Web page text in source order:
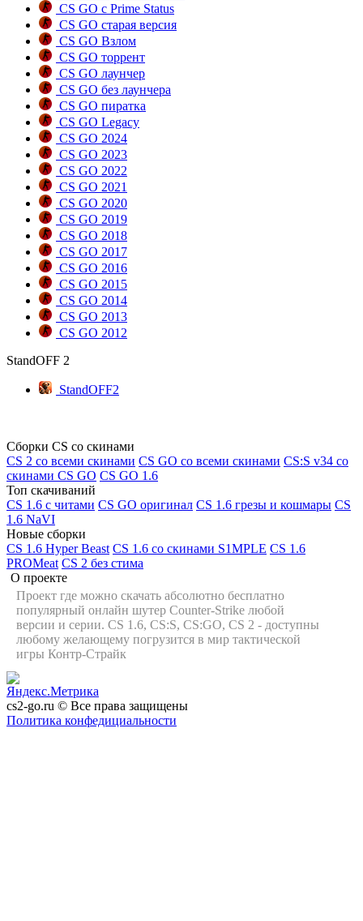
CS GO с Prime Status
CS GO старая версия
CS GO Взлом
CS GO торрент
CS GO лаунчер
CS GO без лаунчера
CS GO пиратка
CS GO Legacy
CS GO 2024
CS GO 2023
CS GO 2022
CS GO 2021
CS GO 2020
CS GO 2019
CS GO 2018
CS GO 2017
CS GO 2016
CS GO 2015
CS GO 2014
CS GO 2013
CS GO 2012
StandOFF 2
StandOFF2
Сборки CS со скинами
CS 2 со всеми скинами CS GO со всеми скинами CS:S v34 со
скинами CS GO CS GO 1.6
Топ скачиваний
CS 1.6 с читами CS GO оригинал CS 1.6 грезы и кошмары CS
1.6 NaVI
Новые сборки
CS 1.6 Hyper Beast CS 1.6 со скинами S1MPLE CS 1.6
PROMeat CS 2 без стима
О проекте
Проект где можно скачать абсолютно бесплатно
популярный онлайн шутер Counter-Strike любой
версии и серии. CS 1.6, CS:S, CS:GO, CS 2 - доступны
любому желающему погрузится в мир тактической
игры Контр-Страйк
cs2-go.ru © Все права защищены
Политика конфедициальности